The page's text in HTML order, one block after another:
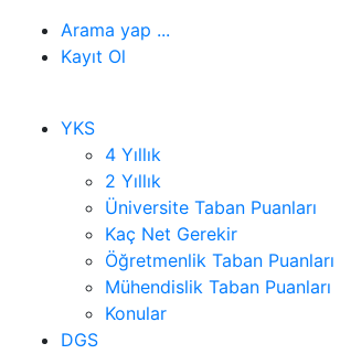
Arama yap ...
Kayıt Ol
YKS
4 Yıllık
2 Yıllık
Üniversite Taban Puanları
Kaç Net Gerekir
Öğretmenlik Taban Puanları
Mühendislik Taban Puanları
Konular
DGS